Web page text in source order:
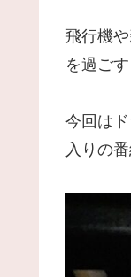
飛行機
を過ご
今回は
入りの